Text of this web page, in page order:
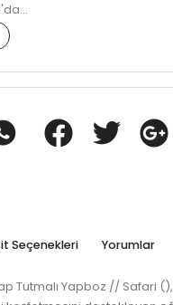
Seçenekleri Yorumlar
Tutmalı Yapboz // Safari